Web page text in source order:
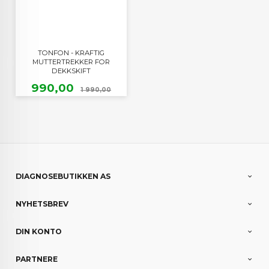
TONFON - KRAFTIG
MUTTERTREKKER FOR
DEKKSKIFT
Tilbud
990,00 1 990,00Rabatt
DIAGNOSEBUTIKKEN AS
NYHETSBREV
DIN KONTO
PARTNERE